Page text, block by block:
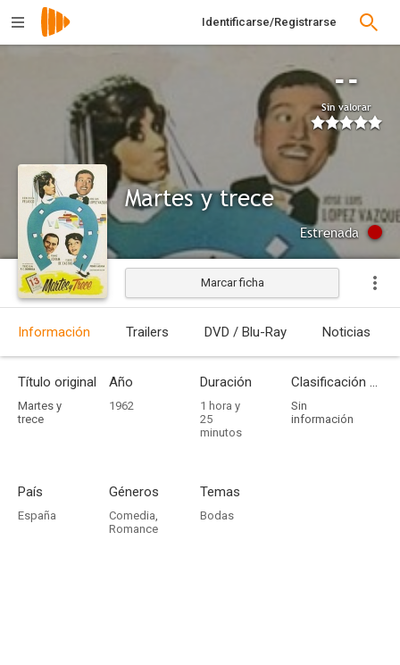
Identificarse/Registrarse
--
Sin valorar
Martes y trece
Estrenada
Marcar ficha
Información Trailers DVD / Blu-Ray Noticias
Título original
Martes y
trece
Año
1962
Duración
1 hora y
25
minutos
Clasificación por edades
Sin
información
País
España
Géneros
Comedia,
Romance
Temas
Bodas